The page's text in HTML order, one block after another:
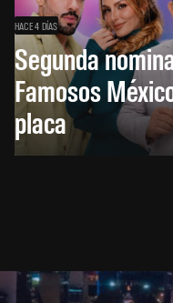
HACE 4 DÍAS
Segunda
Famosos
placa